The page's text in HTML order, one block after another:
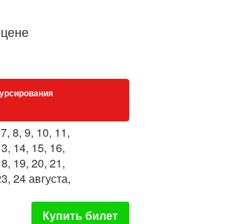
8, 9, 10, 11,
14, 15, 16,
19, 20, 21,
24 августа,
Купить билет